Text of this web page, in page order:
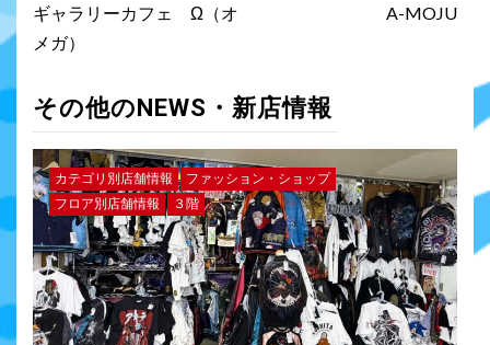
ギャラリーカフェ Ω（オ
メガ）
A-MOJU
その他のNEWS・新店情報
カテゴリ別店舗情報
ファッション・ショップ
フロア別店舗情報
３階